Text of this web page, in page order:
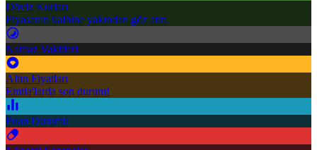
Döviz Kurları
Piyasanın kalbine yakından göz atın.
Namaz Vakitleri
Altın Fiyatları
Emtia'larda son durum!
Puan Durumu